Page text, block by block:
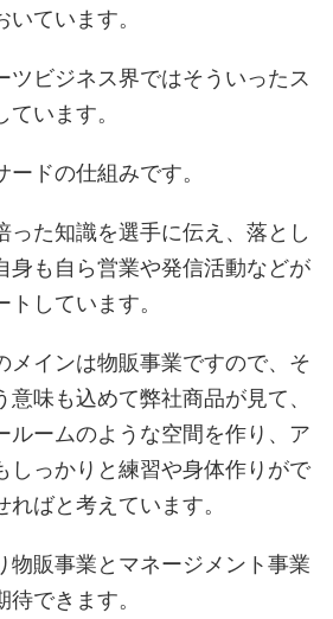
ています。
ツビジネス界ではそういったス
います。
ドの仕組みです。
った知識を選手に伝え、落とし
身も自ら営業や発信活動などが
しています。
メインは物販事業ですので、そ
味も込めて弊社商品が見て、
ルームのような空間を作り、ア
しっかりと練習や身体作りがで
ばと考えています。
物販事業とマネージメント事業
できます。